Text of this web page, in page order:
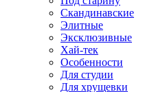
Скандинавские
Элитные
Эксклюзивные
Хай-тек
Особенности
Для студии
Для хрущевки